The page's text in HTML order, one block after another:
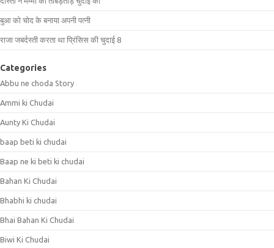
बुआ को चोद के बनाया अपनी पत्नी
राजा जबर्दस्ती करता था प्रिंसिस की चुदाई 8
Categories
Abbu ne choda Story
Ammi ki Chudai
Aunty Ki Chudai
baap beti ki chudai
Baap ne ki beti ki chudai
Bahan Ki Chudai
Bhabhi ki chudai
Bhai Bahan Ki Chudai
Biwi Ki Chudai